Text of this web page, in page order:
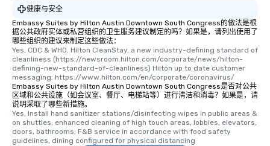
健康与安全
Embassy Suites by Hilton Austin Downtown South Congress的做法是根
据公共政府实体或私营组织的卫生服务建议制定的吗？如果是，请列出使用了
哪些组织的建议来制定这些做法：
Yes, CDC & WHO. Hilton CleanStay, a new industry-defining standard of
cleanliness (https://newsroom.hilton.com/corporate/news/hilton-
defining-new-standard-of-cleanliness) Hilton up to date customer
messaging: https://www.hilton.com/en/corporate/coronavirus/
Embassy Suites by Hilton Austin Downtown South Congress是否对公共
区域和公共设施（如会议室、餐厅、电梯站等）进行清洁和消毒？如果是，请
说明采取了哪些新措施。
Yes, Install hand sanitizer stations/disinfecting wipes in public areas &
on shuttles; enhanced cleaning of high touch areas, lobbies, elevators,
doors, bathrooms; F&B service in accordance with food safety
guidelines, dining configured for physical distancing